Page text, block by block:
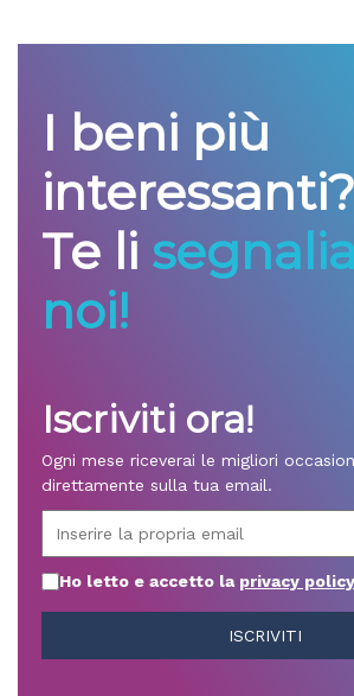
I beni più
interessanti?
Te li
noi!
Iscriviti ora!
Ogni mese riceverai le migliori
direttamente sulla tua email.
Ho letto e accetto la privacy policy